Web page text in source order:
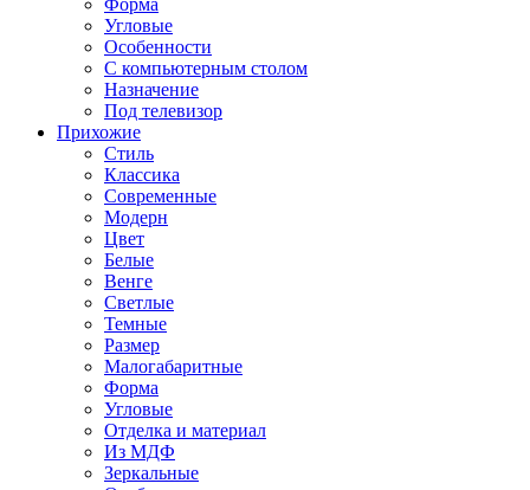
Форма
Угловые
Особенности
С компьютерным столом
Назначение
Под телевизор
Прихожие
Стиль
Классика
Современные
Модерн
Цвет
Белые
Венге
Светлые
Темные
Размер
Малогабаритные
Форма
Угловые
Отделка и материал
Из МДФ
Зеркальные